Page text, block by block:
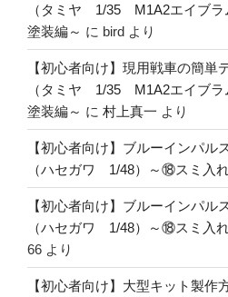
（タミヤ 1/35 M1A2エイブ
塗装編～ に bird より
【初心者向け】現用戦車の簡単
（タミヤ 1/35 M1A2エイブ
塗装編～ に 村上真一 より
【初心者向け】ブルーインパル
（ハセガワ 1/48）～⑱スミ入
【初心者向け】ブルーインパル
（ハセガワ 1/48）～⑱スミ入
66 より
【初心者向け】大型キット製